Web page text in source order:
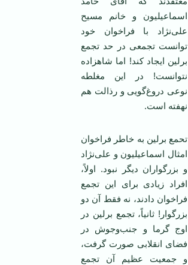
اسماعیلیون و خانم مسیح
علی‌نژاد با فراخوان خود
توانست تجمعی در حد تجمع
برلین ایجاد کند! اما شاهزاده
نتوانست! در این مغلطه
نوعی دروغ‌گویی و رذالت هم
نهفته است.
تحمع برلین به خاطر فراخوان
امثال اسماعیلیون و علی‌نژاد
و بزرگواران دیگر نبود. اولاً،
افراد زیادی برای این تجمع
فراخوان دادند، نه فقط آن دو
بزرگوار! ثانیاً، تجمع برلین در
اوج گرما و جنب‌وجوش در
فضای انقلابی صورت گرفت،
و جمعیت عظیم آن تجمع